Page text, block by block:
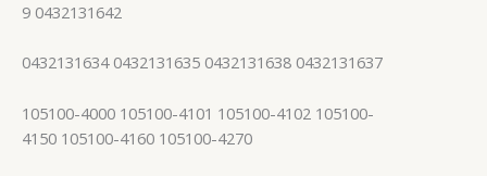
9 0432131642
0432131634 0432131635 0432131638 0432131637
105100-4000 105100-4101 105100-4102 105100-
4150 105100-4160 105100-4270